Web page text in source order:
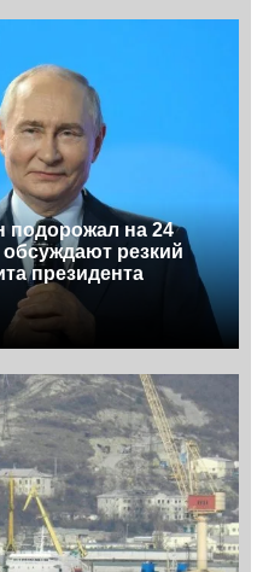
подорожал на 24
резкий
президента